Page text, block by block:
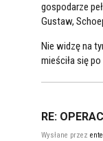
gospodarze
Gustaw,
Nie widzę na
mieściła się
RE:
Wysłane przez